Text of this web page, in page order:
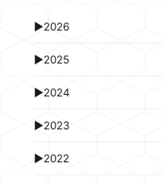
►2026
►2025
►2024
►2023
►2022